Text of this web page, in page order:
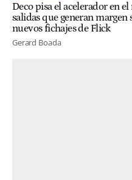
Deco pisa el acelerador en
salidas que generan
nuevos fichajes de Flick
Gerard Boada